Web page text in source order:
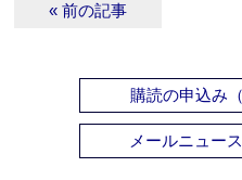
« 前の記事
購読の申込み
メールニュー